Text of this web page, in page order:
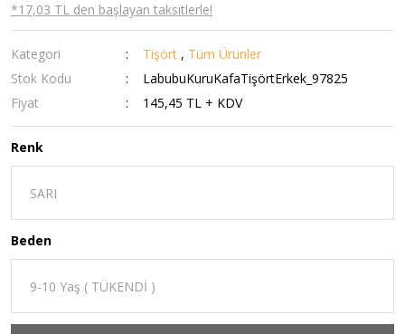
*17,03 TL den başlayan taksitlerle!
Kategori Tişört , Tüm Ürünler
Stok Kodu
LabubuKuruKafaTişörtErkek_97825
Fiyat
145,45 TL + KDV
Renk
Beden